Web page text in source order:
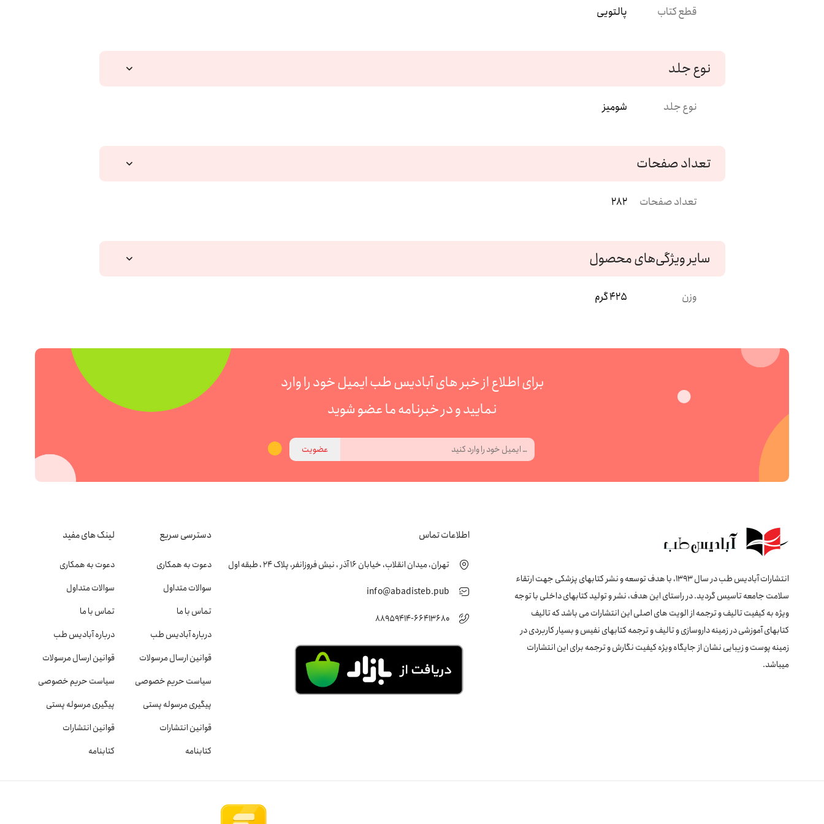
قطع کتاب پالتویی
نوع جلد
نوع جلد شومیز
تعداد صفحات
تعداد صفحات 282
سایر ویژگی‌های محصول
وزن 425 گرم
برای اطلاع از خبر های آبادیس طب ایمیل خود را وارد
نمایید و در خبرنامه ما عضو شوید
عضویت
انتشارات آبادیس طب در سال 1393، با هدف توسعه و نشر کتابهای پزشکی جهت ارتقاء
سلامت جامعه تاسیس گردید. در راستای این هدف، نشر و تولید کتابهای داخلی با توجه
ویژه به کیفیت تالیف و ترجمه از الویت های اصلی این انتشارات می باشد که تالیف
کتابهای آموزشی در زمینه داروسازی و تالیف و ترجمه کتابهای نفیس و بسیار کاربردی در
زمینه پوست و زیبایی نشان از جایگاه ویژه کیفیت نگارش و ترجمه برای این انتشارات
میباشد.
اطلاعات تماس
تهران، میدان انقلاب، خیابان 16 آذر ، نبش فروزانفر، پلاک 24 ، طبقه اول
info@abadisteb.pub
88959414-66413680
دسترسی سریع
دعوت به همکاری
سوالات متداول
تماس با ما
درباره آبادیس طب
قوانین ارسال مرسولات
سیاست حریم خصوصی
پیگیری مرسوله پستی
قوانین انتشارات
کتابنامه
لینک های مفید
دعوت به همکاری
سوالات متداول
تماس با ما
درباره آبادیس طب
قوانین ارسال مرسولات
سیاست حریم خصوصی
پیگیری مرسوله پستی
قوانین انتشارات
کتابنامه